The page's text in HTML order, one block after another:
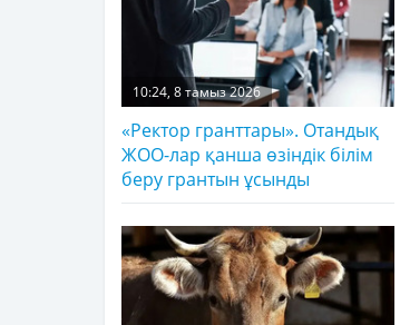
10:24, 8 тамыз 2026
«Ректор гранттары». Отандық
ЖОО-лар қанша өзіндік білім
беру грантын ұсынды